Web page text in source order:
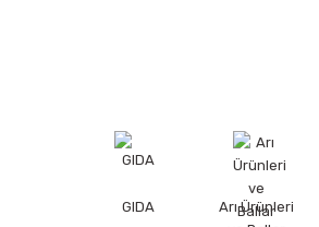
GIDA
Arı Ürünleri